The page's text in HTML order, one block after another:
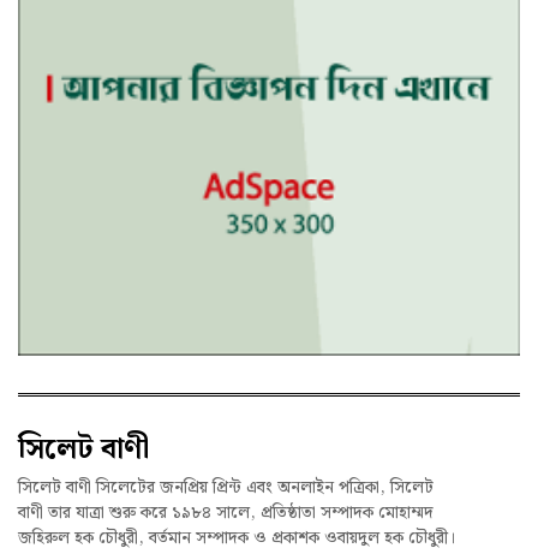
সিলেট বাণী
সিলেট বাণী সিলেটের জনপ্রিয় প্রিন্ট এবং অনলাইন পত্রিকা, সিলেট
বাণী তার যাত্রা শুরু করে ১৯৮৪ সালে, প্রতিষ্ঠাতা সম্পাদক মোহাম্মদ
জহিরুল হক চৌধুরী, বর্তমান সম্পাদক ও প্রকাশক ওবায়দুল হক চৌধুরী।